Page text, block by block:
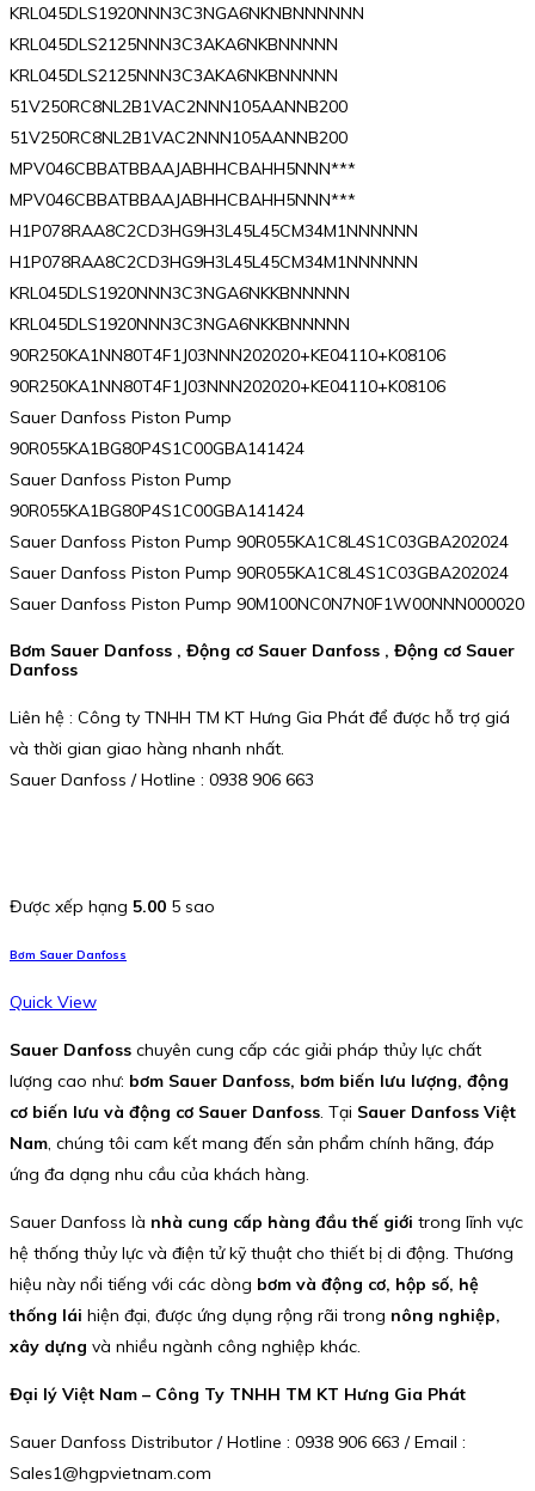
KRL045DLS1920NNN3C3NGA6NKNBNNNNNN
KRL045DLS2125NNN3C3AKA6NKBNNNNN
KRL045DLS2125NNN3C3AKA6NKBNNNNN
51V250RC8NL2B1VAC2NNN105AANNB200
51V250RC8NL2B1VAC2NNN105AANNB200
MPV046CBBATBBAAJABHHCBAHH5NNN***
MPV046CBBATBBAAJABHHCBAHH5NNN***
H1P078RAA8C2CD3HG9H3L45L45CM34M1NNNNNN
H1P078RAA8C2CD3HG9H3L45L45CM34M1NNNNNN
KRL045DLS1920NNN3C3NGA6NKKBNNNNN
KRL045DLS1920NNN3C3NGA6NKKBNNNNN
90R250KA1NN80T4F1J03NNN202020+KE04110+K08106
90R250KA1NN80T4F1J03NNN202020+KE04110+K08106
Sauer Danfoss Piston Pump
90R055KA1BG80P4S1C00GBA141424
Sauer Danfoss Piston Pump
90R055KA1BG80P4S1C00GBA141424
Sauer Danfoss Piston Pump 90R055KA1C8L4S1C03GBA202024
Sauer Danfoss Piston Pump 90R055KA1C8L4S1C03GBA202024
Sauer Danfoss Piston Pump 90M100NC0N7N0F1W00NNN000020
Bơm Sauer Danfoss , Động cơ Sauer Danfoss , Động cơ Sauer
Danfoss
Liên hệ : Công ty TNHH TM KT Hưng Gia Phát để được hỗ trợ giá
và thời gian giao hàng nhanh nhất.
Sauer Danfoss / Hotline : 0938 906 663
Được xếp hạng 5.00 5 sao
Bơm Sauer Danfoss
Quick View
Sauer Danfoss chuyên cung cấp các giải pháp thủy lực chất
lượng cao như: bơm Sauer Danfoss, bơm biến lưu lượng, động
cơ biến lưu và động cơ Sauer Danfoss. Tại Sauer Danfoss Việt
Nam, chúng tôi cam kết mang đến sản phẩm chính hãng, đáp
ứng đa dạng nhu cầu của khách hàng.
Sauer Danfoss là nhà cung cấp hàng đầu thế giới trong lĩnh vực
hệ thống thủy lực và điện tử kỹ thuật cho thiết bị di động. Thương
hiệu này nổi tiếng với các dòng bơm và động cơ, hộp số, hệ
thống lái hiện đại, được ứng dụng rộng rãi trong nông nghiệp,
xây dựng và nhiều ngành công nghiệp khác.
Đại lý Việt Nam – Công Ty TNHH TM KT Hưng Gia Phát
Sauer Danfoss Distributor / Hotline : 0938 906 663 / Email :
Sales1@hgpvietnam.com